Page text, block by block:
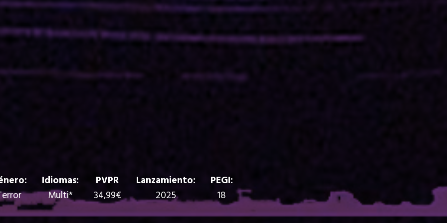
Idiomas:
Multi*
PVPR
34,99€
Lanzamiento:
2025
PEGI:
18